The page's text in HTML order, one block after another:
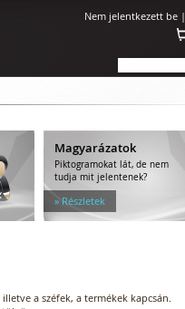
Nem jelentkezett be |
Magyarázatok
Piktogramokat lát, de nem
tudja mit jelentenek?
» Részletek
a széfek, a termékek kapcsán.